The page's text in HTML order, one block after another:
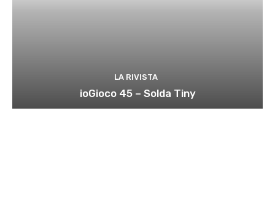
LA RIVISTA
ioGioco 45 – Solda Tiny